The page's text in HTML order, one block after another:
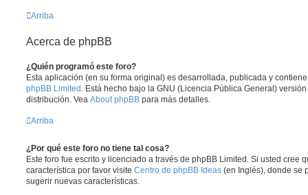
Arriba
Acerca de phpBB
¿Quién programó este foro?
Esta aplicación (en su forma original) es desarrollada, publicada y
phpBB Limited . Está hecho bajo la GNU (Licencia Pública General)
distribución. Vea About phpBB para más detalles.
Arriba
¿Por qué este foro no tiene tal cosa?
Este foro fue escrito y licenciado a través de phpBB Limited. Si usted cree
característica por favor visite Centro de phpBB Ideas (en Inglés), donde se
sugerir nuevas características.